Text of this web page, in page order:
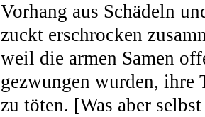
Vorhang aus Schädeln
zuckt erschrocken
weil die armen Samen
gezwungen wurden, ihre
zu töten. [Was aber